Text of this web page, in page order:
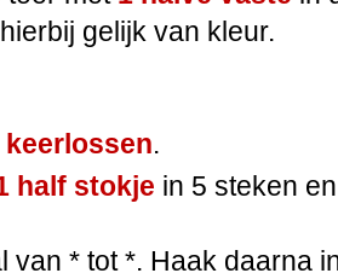
gelijk van kleur.
keerlossen.
half stokje in 5 steken
van * tot *. Haak daarna